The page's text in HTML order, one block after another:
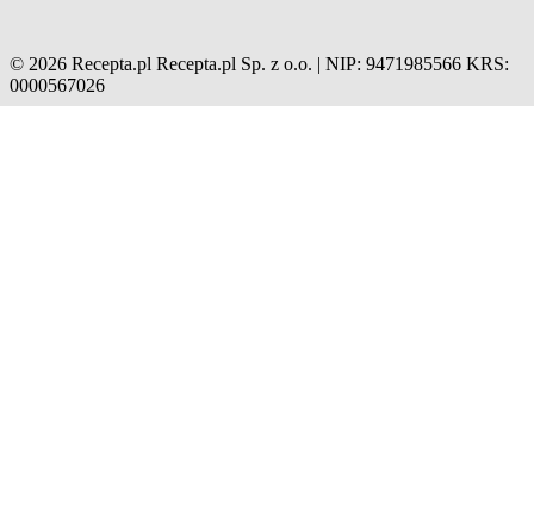
© 2026 Recepta.pl Recepta.pl Sp. z o.o. | NIP: 9471985566 KRS:
0000567026